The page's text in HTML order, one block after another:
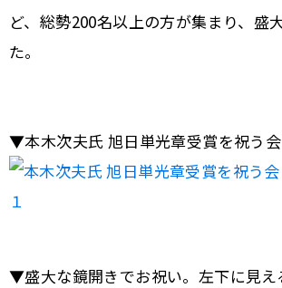
ど、総勢200名以上の方が集まり、盛
た。
▼本木次夫氏 旭日単光章受賞を祝う会
▼盛大な鏡開きでお祝い。左下に見え